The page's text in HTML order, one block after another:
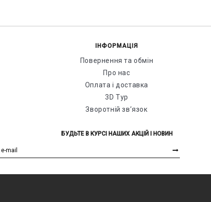
ІНФОРМАЦІЯ
Повернення та обмін
Про нас
Оплата і доставка
3D Тур
Зворотній зв’язок
БУДЬТЕ В КУРСІ НАШИХ АКЦІЙ І НОВИН